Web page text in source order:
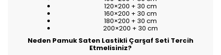
120×200 + 30 cm
160×200 + 30 cm
180×200 + 30 cm
200×200 + 30 cm
Neden Pamuk Saten Lastikli Çarşaf Seti Tercih
Etmelisiniz?